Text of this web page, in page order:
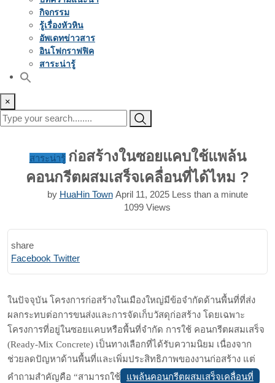
กิจกรรม
รู้เรื่องหัวหิน
อัพเดทข่าวสาร
อินโฟกราฟฟิค
สาระน่ารู้
×
สาระน่ารู้ ก่อสร้างในซอยแคบใช้แพล้น
คอนกรีตผสมเสร็จเคลื่อนที่ได้ไหม ?
by HuaHin Town April 11, 2025 Less than a minute
1099 Views
share
Facebook TwitterPrint
Share
ในปัจจุบัน โครงการก่อสร้างในเมืองใหญ่มีข้อจำกัดด้านพื้นที่ที่ส่ง
ผลกระทบต่อการขนส่งและการจัดเก็บวัสดุก่อสร้าง โดยเฉพาะ
โครงการที่อยู่ในซอยแคบหรือพื้นที่จำกัด การใช้ คอนกรีตผสมเสร็จ
(Ready-Mix Concrete) เป็นทางเลือกที่ได้รับความนิยม เนื่องจาก
ช่วยลดปัญหาด้านพื้นที่และเพิ่มประสิทธิภาพของงานก่อสร้าง แต่
คำถามสำคัญคือ “สามารถใช้
แพล้นคอนกรีตผสมเสร็จเคลื่อนที่